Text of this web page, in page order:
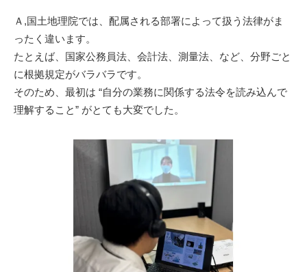
Ａ,国土地理院では、配属される部署によって扱う法律がま
ったく違います。
たとえば、国家公務員法、会計法、測量法、など、分野ごと
に根拠規定がバラバラです。
そのため、最初は “自分の業務に関係する法令を読み込んで
理解すること” がとても大変でした。